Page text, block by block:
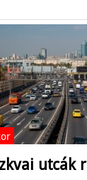
utcák